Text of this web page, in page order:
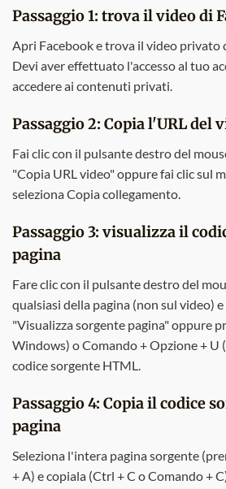
Passaggio 1: trova il video di
Apri Facebook e trova il video privato
Devi aver effettuato l'accesso al tuo
accedere ai contenuti privati.
Passaggio 2: Copia l'URL del
Fai clic con il pulsante destro del
"Copia URL video" oppure fai clic sul
seleziona Copia collegamento.
Passaggio 3: visualizza il
pagina
Fare clic con il pulsante destro del
qualsiasi della pagina (non sul video)
"Visualizza sorgente pagina" oppure
Windows) o Comando + Opzione + U
codice sorgente HTML.
Passaggio 4: Copia il codice
pagina
Seleziona l'intera pagina sorgente
+ A) e copiala (Ctrl + C o Comando +